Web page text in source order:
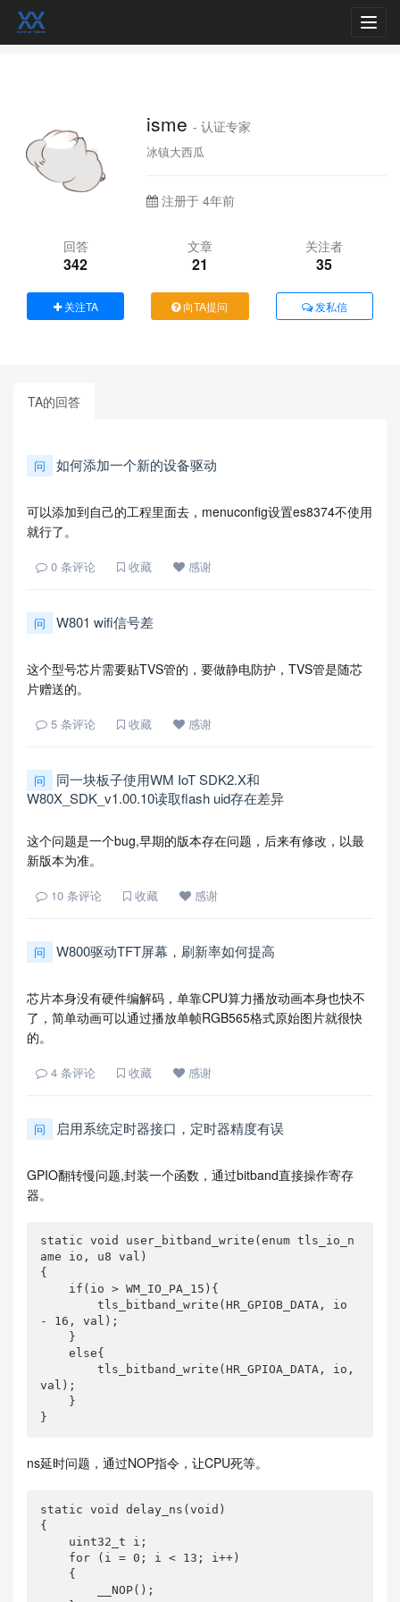
isme- 认证专家
冰镇大西瓜
注册于 4年前
回答
342
文章
21
关注者
35
关注TA 向TA提问 发私信
TA的回答
问 如何添加一个新的设备驱动
可以添加到自己的工程里面去，menuconfig设置es8374不使用
就行了。
0 条评论 收藏 感谢
问 W801 wifi信号差
这个型号芯片需要贴TVS管的，要做静电防护，TVS管是随芯
片赠送的。
5 条评论 收藏 感谢
问
同一块板子使用WM IoT SDK2.X和
W80X_SDK_v1.00.10读取flash uid存在差异
这个问题是一个bug,早期的版本存在问题，后来有修改，以最
新版本为准。
10 条评论 收藏 感谢
问 W800驱动TFT屏幕，刷新率如何提高
芯片本身没有硬件编解码，单靠CPU算力播放动画本身也快不
了，简单动画可以通过播放单帧RGB565格式原始图片就很快
的。
4 条评论 收藏 感谢
问 启用系统定时器接口，定时器精度有误
GPIO翻转慢问题,封装一个函数，通过bitband直接操作寄存
器。
static void user_bitband_write(enum tls_io_n
ame io, u8 val)
{
        tls_bitband_write(HR_GPIOB_DATA, io
- 16, val);
    else{
        tls_bitband_write(HR_GPIOA_DATA, io,
val);
}
ns延时问题，通过NOP指令，让CPU死等。
static void delay_ns(void)
{